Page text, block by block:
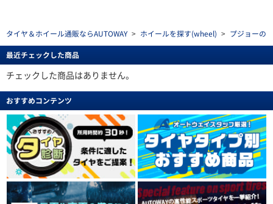
タイヤ＆ホイール通販ならAUTOWAY > ホイールを探す(wheel) > プジョーの
最近チェックした商品
チェックした商品はありません。
おすすめコンテンツ